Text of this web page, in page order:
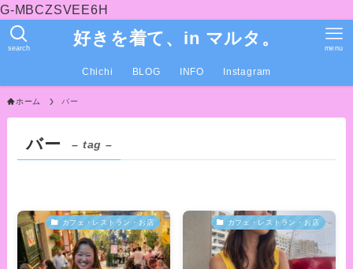
G-MBCZSVEE6H
好きを着て、in マルタ。
search menu
Chichi BLOG INFO Instagram
ホーム バー
バー – tag –
カフェ・レストラン・お店 カフェ・レストラン・お店